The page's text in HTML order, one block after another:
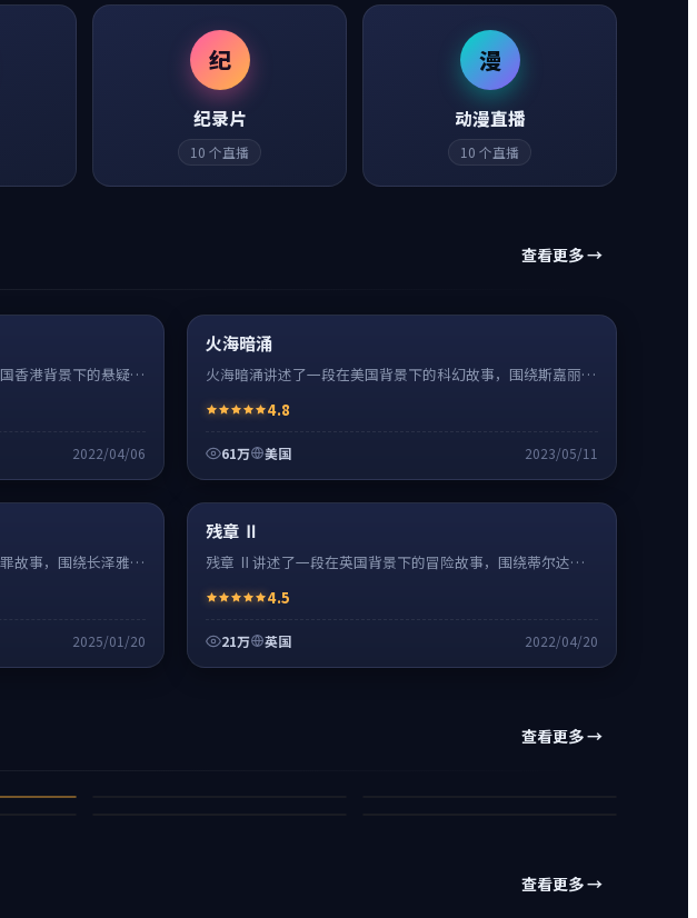
纪
纪录片
10 个直播
漫
动漫直播
10 个直播
查看更多 →
香港背景下的悬疑故
2022/04/06
高清
火海暗涌
火海暗涌讲述了一段在美国背景下的科幻故事，围绕斯嘉丽·
节奏紧凑、情绪克制。
4.8
61万 美国 2023/05/11
32:48
故事，围绕长泽雅美
2025/01/20
超清4K
冒险 0:55
残章 Ⅱ
残章 Ⅱ讲述了一段在英国背景下的冒险故事，围绕蒂尔达·
节奏紧凑、情绪克制。
4.5
21万 英国 2022/04/20
查看更多 →
查看更多 →